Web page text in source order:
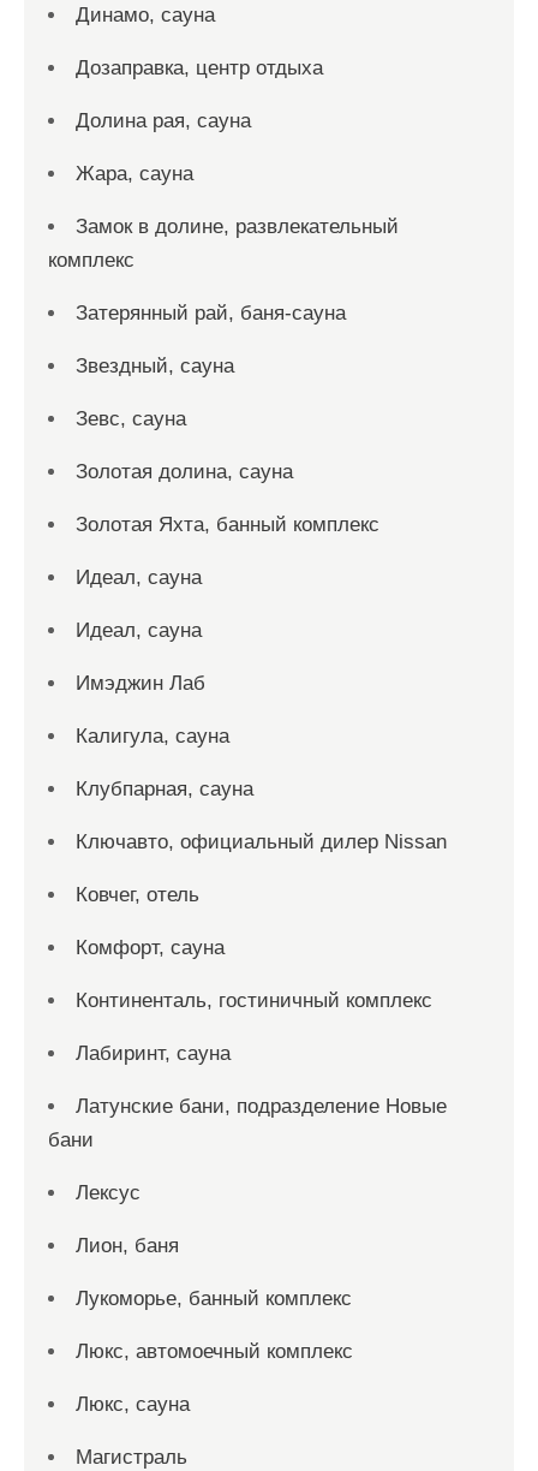
Динамо, сауна
Дозаправка, центр отдыха
Долина рая, сауна
Жара, сауна
Замок в долине, развлекательный
комплекс
Затерянный рай, баня-сауна
Звездный, сауна
Зевс, сауна
Золотая долина, сауна
Золотая Яхта, банный комплекс
Идеал, сауна
Идеал, сауна
Имэджин Лаб
Калигула, сауна
Клубпарная, сауна
Ключавто, официальный дилер Nissan
Ковчег, отель
Комфорт, сауна
Континенталь, гостиничный комплекс
Лабиринт, сауна
Латунские бани, подразделение Новые
бани
Лексус
Лион, баня
Лукоморье, банный комплекс
Люкс, автомоечный комплекс
Люкс, сауна
Магистраль